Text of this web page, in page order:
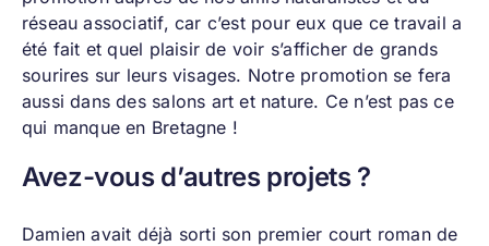
réseau associatif, car c’est pour eux que ce travail a
été fait et quel plaisir de voir s’afficher de grands
sourires sur leurs visages. Notre promotion se fera
aussi dans des salons art et nature. Ce n’est pas ce
qui manque en Bretagne !
Avez-vous d’autres projets ?
Damien avait déjà sorti son premier court roman de